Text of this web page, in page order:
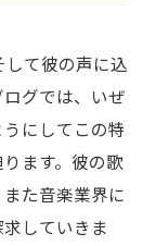
て彼の声に込
グでは、いぜ
にしてこの特
ます。彼の歌
た音楽業界に
していきま